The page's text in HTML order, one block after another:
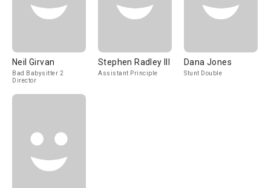
Neil Girvan
Bad Babysitter 2
Director
Stephen Radley III
Assistant Principle
Dana Jones
Stunt Double